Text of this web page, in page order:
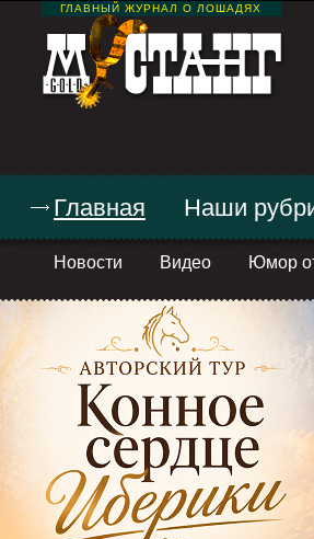
ГЛАВНЫЙ ЖУРНАЛ О ЛОШАДЯХ
Главная
Новости Видео Юмор
Наши